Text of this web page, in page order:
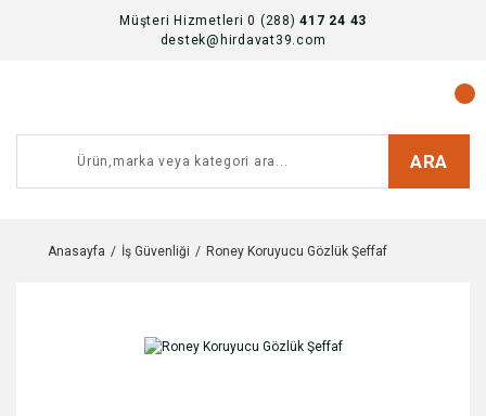
Müşteri Hizmetleri 0 (288)417 24 43
destek@hirdavat39.com
ARA
Anasayfa İş Güvenliği Roney Koruyucu Gözlük Şeffaf